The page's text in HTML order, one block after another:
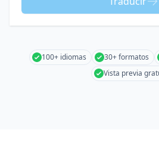
100+ idiomas 30+ formatos
Vista previa